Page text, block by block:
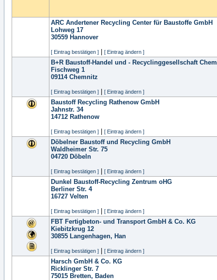
ARC Andertener Recycling Center für Baustoffe GmbH
Lohweg 17
30559 Hannover
[ Eintrag bestätigen ] [ Eintrag ändern ]
B+R Baustoff-Handel und - Recyclinggesellschaft
Fischweg 1
09114 Chemnitz
[ Eintrag bestätigen ] [ Eintrag ändern ]
Baustoff Recycling Rathenow GmbH
Jahnstr. 34
14712 Rathenow
[ Eintrag bestätigen ] [ Eintrag ändern ]
Döbelner Baustoff und Recycling GmbH
Waldheimer Str. 75
04720 Döbeln
[ Eintrag bestätigen ] [ Eintrag ändern ]
Dunkel Baustoff-Recycling Zentrum oHG
Berliner Str. 4
16727 Velten
[ Eintrag bestätigen ] [ Eintrag ändern ]
FBT Fertigbeton- und Transport GmbH & Co. KG
Kiebitzkrug 12
30855 Langenhagen, Han
[ Eintrag bestätigen ] [ Eintrag ändern ]
Harsch GmbH & Co. KG
Ricklinger Str. 7
75015 Bretten, Baden